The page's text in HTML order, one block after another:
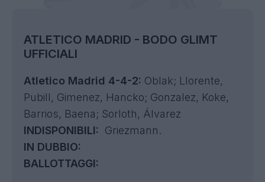
ATLETICO MADRID - BODO GLIMT
UFFICIALI
Atletico Madrid 4-4-2: Oblak; Llorente,
Pubill, Gimenez, Hancko; Gonzalez, Koke,
Barrios, Baena; Sorloth, Álvarez
INDISPONIBILI: Griezmann.
IN DUBBIO:
BALLOTTAGGI: